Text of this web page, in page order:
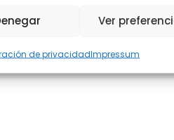
Ver
de privacidadImpressum